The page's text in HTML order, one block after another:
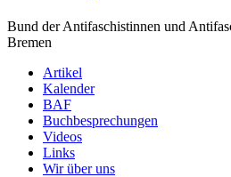
Bund der Antifaschistinnen und
Bremen
Artikel
Kalender
BAF
Buchbesprechungen
Videos
Links
Wir über uns